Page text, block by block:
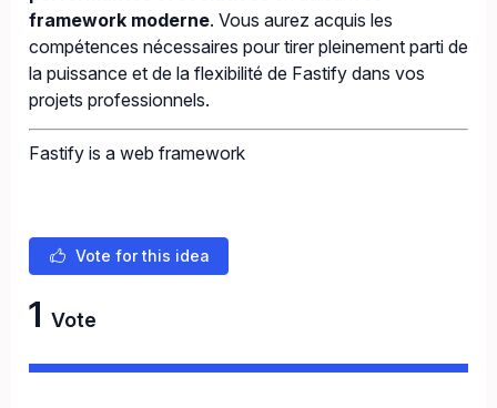
framework moderne. Vous aurez acquis les
compétences nécessaires pour tirer pleinement parti de
la puissance et de la flexibilité de Fastify dans vos
projets professionnels.
Fastify is a web framework
Vote for this idea
1 Vote